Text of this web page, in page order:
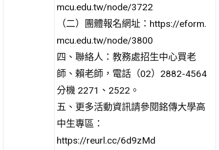
mcu.edu.tw/node/3722
（二）團體報名網址：https://eform.
mcu.edu.tw/node/3800
四、聯絡人：教務處招生中心買老
師、賴老師，電話（02）2882-4564
分機 2271、2522。
五、更多活動資訊請參閱銘傳大學高
中生專區：
https://reurl.cc/6d9zMd